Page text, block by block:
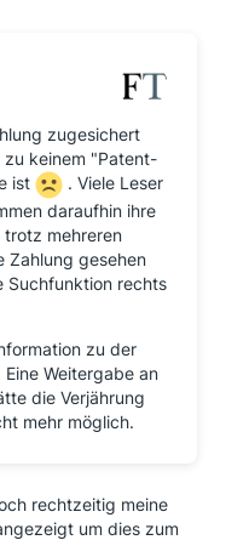
zugesichert
zu keinem "Patent-
ist
. Viele Leser
daraufhin ihre
trotz mehreren
Zahlung gesehen
Suchfunktion rechts
zu der
Weitergabe an
die Verjährung
mehr möglich.
rechtzeitig meine
um dies zum